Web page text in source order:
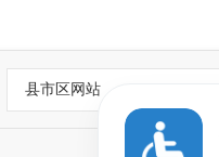
县市区网站